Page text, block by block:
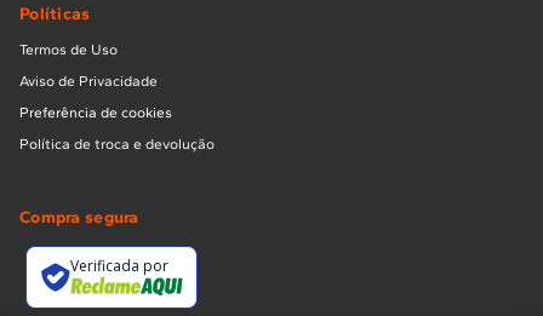
Políticas
Termos de Uso
Aviso de Privacidade
Preferência de cookies
Política de troca e devolução
Compra segura
Verificada por